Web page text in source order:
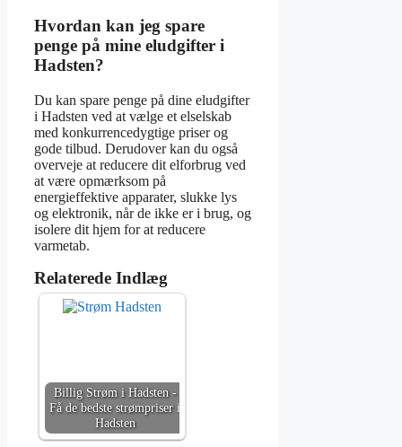
Hvordan kan jeg spare
penge på mine eludgifter i
Hadsten?
Du kan spare penge på dine eludgifter
i Hadsten ved at vælge et elselskab
med konkurrencedygtige priser og
gode tilbud. Derudover kan du også
overveje at reducere dit elforbrug ved
at være opmærksom på
energieffektive apparater, slukke lys
og elektronik, når de ikke er i brug, og
isolere dit hjem for at reducere
varmetab.
Relaterede Indlæg
Billig Strøm i Hadsten -
Få de bedste strømpriser i
Hadsten